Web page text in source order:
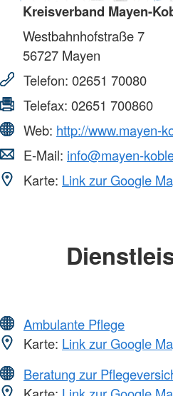
Kreisverband Mayen-
Westbahnhofstraße 7
56727 Mayen
Telefon: 02651 70080
Telefax: 02651 700860
Web: http://www.mayen-
E-Mail: info@mayen-
Karte: Link zur Google
Ambulante Pflege
Karte: Link zur Google
Beratung zur